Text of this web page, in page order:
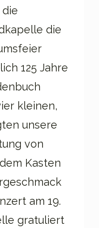
die
125 Jahre
kleinen,
unsere
von
Kasten
am 19.
gratuliert